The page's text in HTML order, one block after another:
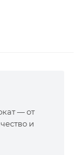
— от
и